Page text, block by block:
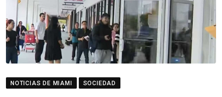
NOTICIAS DE MIAMI SOCIEDAD